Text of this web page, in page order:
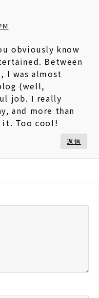
obviously know
Between
I was almost
(well,
job. I really
and more than
it. Too cool!
返信